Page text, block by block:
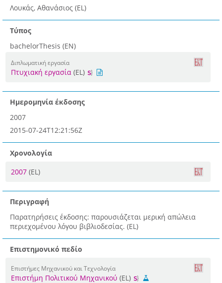
Λουκάς, Αθανάσιος (EL)
Τύπος
bachelorThesis (EN)
Διπλωματική εργασία
Πτυχιακή εργασία (EL)
Ημερομηνία έκδοσης
2007
2015-07-24T12:21:56Z
Χρονολογία
2007 (EL)
Περιγραφή
Παρατηρήσεις έκδοσης: παρουσιάζεται μερική απώλεια
περιεχομένου λόγου βιβλιοδεσίας. (EL)
Επιστημονικό πεδίο
Επιστήμες Μηχανικού και Τεχνολογία
Επιστήμη Πολιτικού Μηχανικού (EL)